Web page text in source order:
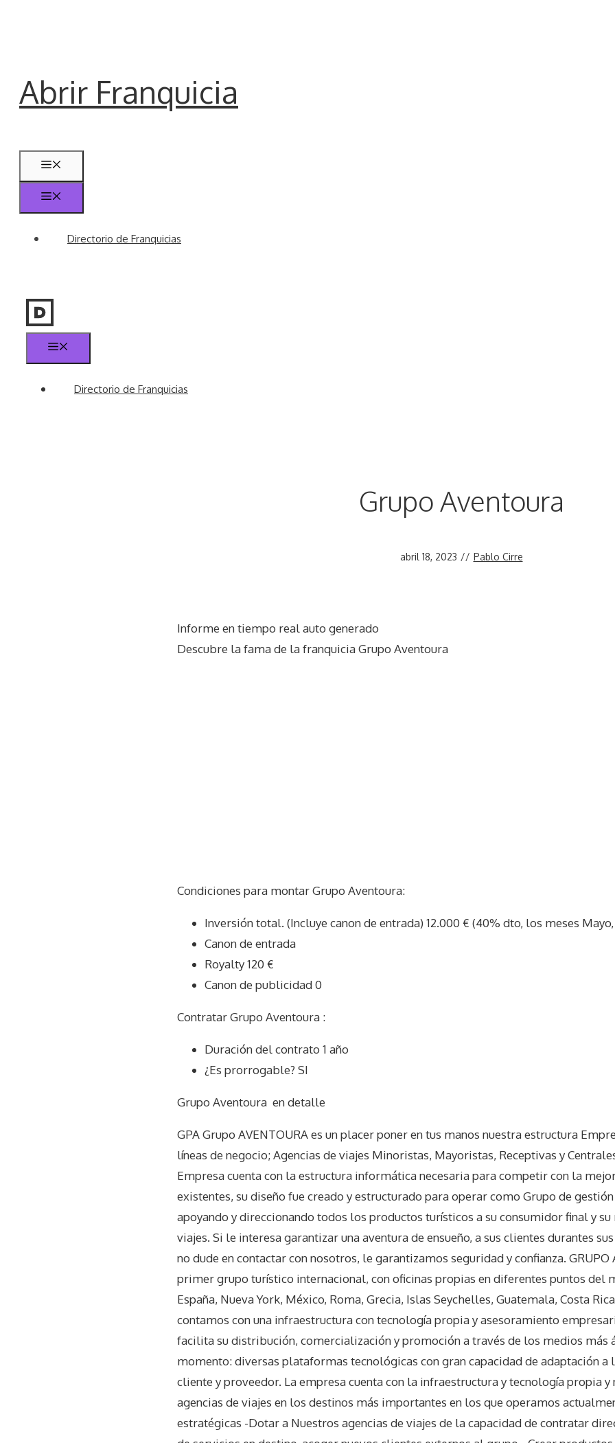
Abrir Franquicia
Directorio de Franquicias
Directorio de Franquicias
Grupo Aventoura
abril 18, 2023 // Pablo Cirre
Informe en tiempo real auto generado
Descubre la fama de la franquicia Grupo Aventoura
Condiciones para montar Grupo Aventoura:
Inversión total. (Incluye canon de entrada) 12.000 € (40% dto, los meses Mayo,
Canon de entrada
Royalty 120 €
Canon de publicidad 0
Contratar Grupo Aventoura :
Duración del contrato 1 año
¿Es prorrogable? SI
Grupo Aventoura en detalle
GPA Grupo AVENTOURA es un placer poner en tus manos nuestra estructura
líneas de negocio; Agencias de viajes Minoristas, Mayoristas, Receptivas y
Empresa cuenta con la estructura informática necesaria para competir con la
existentes, su diseño fue creado y estructurado para operar como Grupo de
apoyando y direccionando todos los productos turísticos a su consumidor final y su
viajes. Si le interesa garantizar una aventura de ensueño, a sus clientes durantes
no dude en contactar con nosotros, le garantizamos seguridad y confianza. GRUPO
primer grupo turístico internacional, con oficinas propias en diferentes puntos del
España, Nueva York, México, Roma, Grecia, Islas Seychelles, Guatemala, Costa
contamos con una infraestructura con tecnología propia y asesoramiento
facilita su distribución, comercialización y promoción a través de los medios más
momento: diversas plataformas tecnológicas con gran capacidad de adaptación a
cliente y proveedor. La empresa cuenta con la infraestructura y tecnología propia y
agencias de viajes en los destinos más importantes en los que operamos
estratégicas -Dotar a Nuestros agencias de viajes de la capacidad de contratar